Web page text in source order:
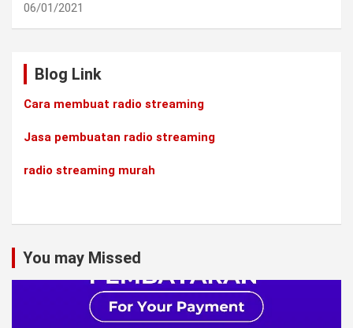
06/01/2021
Blog Link
Cara membuat radio streaming
Jasa pembuatan radio streaming
radio streaming murah
You may Missed